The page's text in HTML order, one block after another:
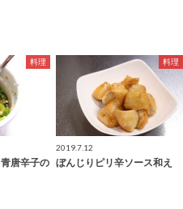
料理
唐辛子の
料理
2019.7.12
ぼんじりピリ辛ソース和え